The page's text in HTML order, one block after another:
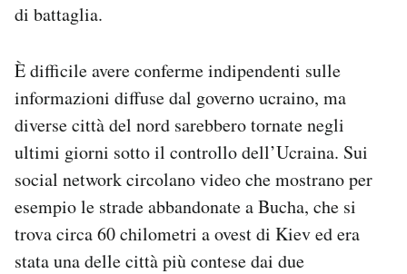
di battaglia.
È difficile avere conferme indipendenti sulle
informazioni diffuse dal governo ucraino, ma
diverse città del nord sarebbero tornate negli
ultimi giorni sotto il controllo dell’Ucraina. Sui
social network circolano video che mostrano per
esempio le strade abbandonate a Bucha, che si
trova circa 60 chilometri a ovest di Kiev ed era
stata una delle città più contese dai due